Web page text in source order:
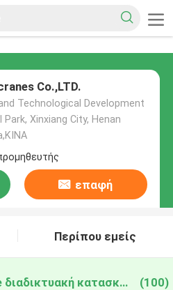
Co.,LTD.
Technological Development
Xinxiang City, Henan
επαφή
Περίπου εμείς
lifting gantry crane διαδικτυακή κατασκευή (100)